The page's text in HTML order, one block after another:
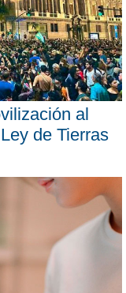
al
de Tierras